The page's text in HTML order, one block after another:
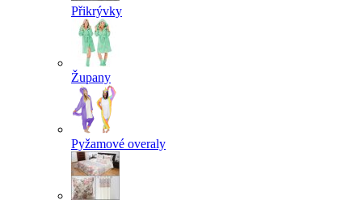
Přikrývky
Župany
Pyžamové overaly